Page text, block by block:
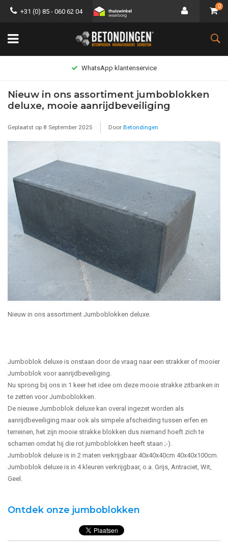
+31 (0) 85 - 060 62 04
0
WhatsApp klantenservice
Nieuw in ons assortiment jumboblokken
deluxe, mooie aanrijdbeveiliging
Geplaatst op 8 September 2025 Door Betondingen
Nieuw in ons assortiment Jumboblokken deluxe.
Jumboblok deluxe is onstaan door de vraag naar een strakker of mooier
Jumboblok voor aanrijdbeveiliging.
Nu sprong bij ons in 1 keer het idee om deze mooie strakke zitbanken in
te zetten voor Jumboblokken.
De nieuwe Jumboblok deluxe kan overal ingezet worden als
aanrijdbeveiliging maar ook als simpele afscheiding tussen erfen en
terreinen, het zijn mooie strakke blokken dus niemand hoeft zich te
schamen omdat hij die rot jumboblokken heeft staan ;-).
Jumboblok deluxe is in 2 maten verkrijgbaar 40x40x40cm 40x40x100cm.
Jumboblok deluxe is in 4 kleuren verkrijgbaar, o.a. Grijs, Antraciet, Wit,
Geel.
Ontdek onze jumboblokken